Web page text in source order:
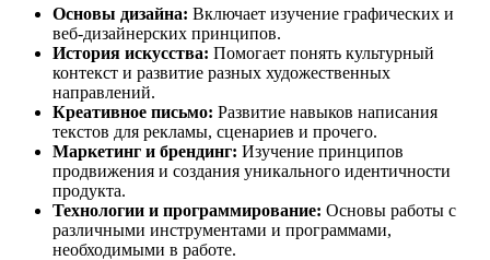
Основы дизайна: Включает изучение графических и
веб-дизайнерских принципов.
История искусства: Помогает понять культурный
контекст и развитие разных художественных
направлений.
Креативное письмо: Развитие навыков написания
текстов для рекламы, сценариев и прочего.
Маркетинг и брендинг: Изучение принципов
продвижения и создания уникального идентичности
продукта.
Технологии и программирование: Основы работы с
различными инструментами и программами,
необходимыми в работе.